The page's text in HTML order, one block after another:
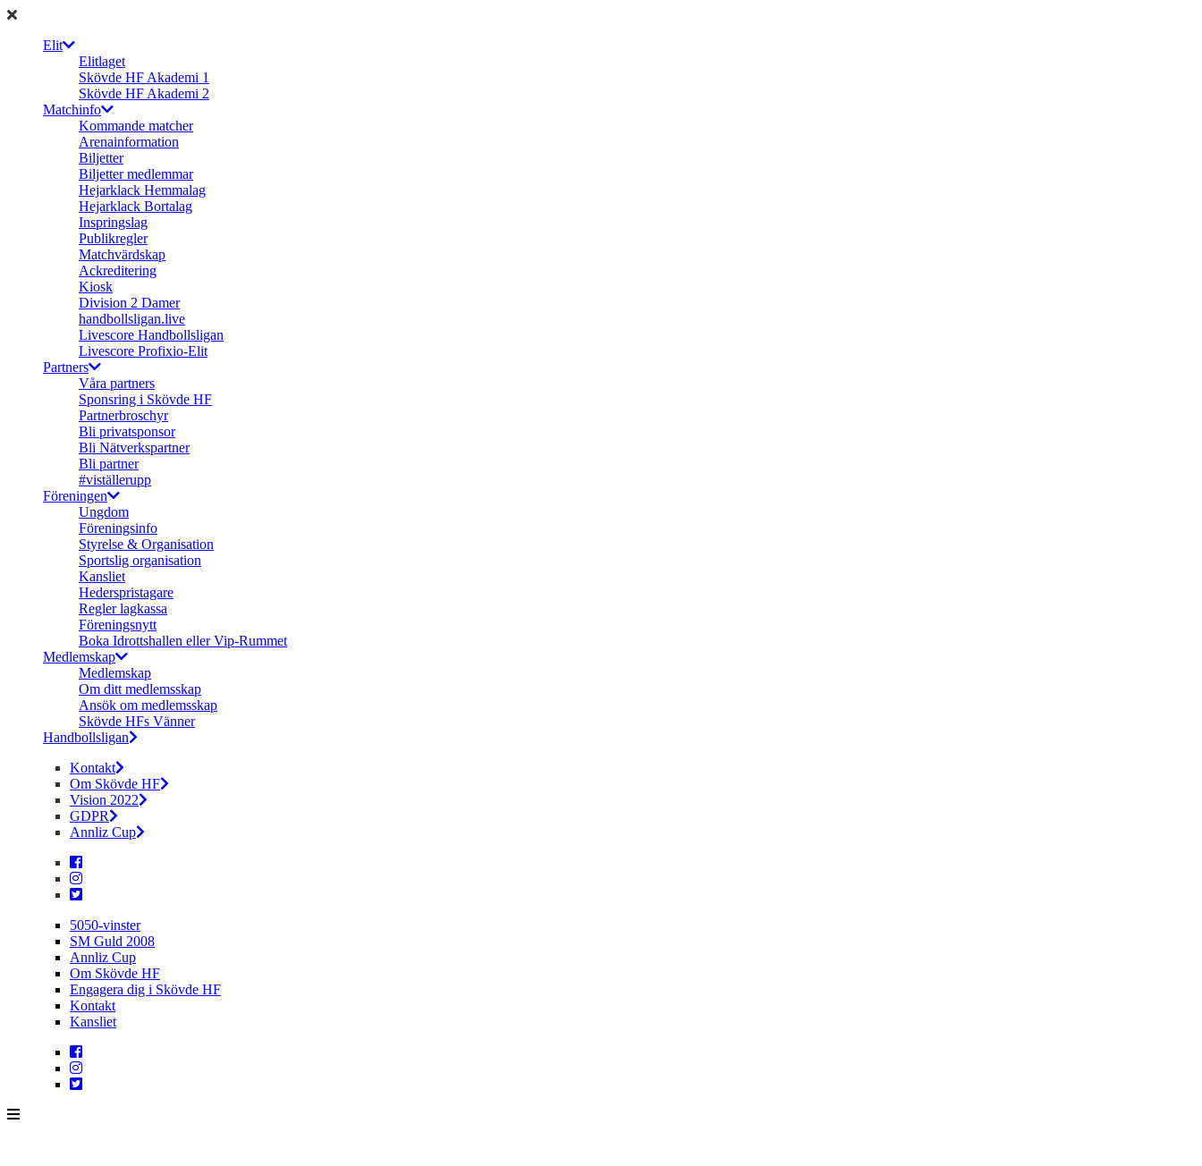
Elit
Elitlaget
Skövde HF Akademi 1
Skövde HF Akademi 2
Matchinfo
Kommande matcher
Arenainformation
Biljetter
Biljetter medlemmar
Hejarklack Hemmalag
Hejarklack Bortalag
Inspringslag
Publikregler
Matchvärdskap
Ackreditering
Kiosk
Division 2 Damer
handbollsligan.live
Livescore Handbollsligan
Livescore Profixio-Elit
Partners
Våra partners
Sponsring i Skövde HF
Partnerbroschyr
Bli privatsponsor
Bli Nätverkspartner
Bli partner
#viställerupp
Föreningen
Ungdom
Föreningsinfo
Styrelse & Organisation
Sportslig organisation
Kansliet
Hederspristagare
Regler lagkassa
Föreningsnytt
Boka Idrottshallen eller Vip-Rummet
Medlemskap
Medlemskap
Om ditt medlemsskap
Ansök om medlemsskap
Skövde HFs Vänner
Handbollsligan
Kontakt
Om Skövde HF
Vision 2022
GDPR
Annliz Cup
5050-vinster
SM Guld 2008
Annliz Cup
Om Skövde HF
Engagera dig i Skövde HF
Kontakt
Kansliet